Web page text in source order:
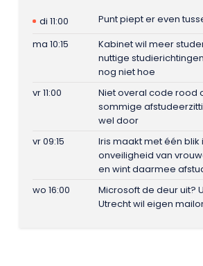
di 11:00
Punt piept er even
ma 10:15
Kabinet wil meer
nuttige
nog niet hoe
vr 11:00
Niet overal code rood
sommige
wel door
vr 09:15
Iris maakt met één blik
onveiligheid van
en wint daarmee
wo 16:00
Microsoft de deur uit?
Utrecht wil eigen